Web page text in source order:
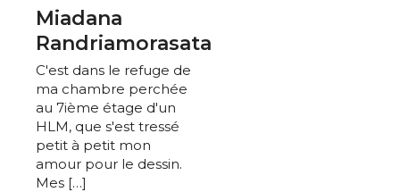
Miadana
Randriamorasata
C'est dans le refuge de
ma chambre perchée
au 7ième étage d'un
HLM, que s'est tressé
petit à petit mon
amour pour le dessin.
Mes […]